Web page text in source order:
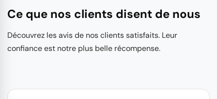
Ce que nos clients disent de nous
Découvrez les avis de nos clients satisfaits. Leur
confiance est notre plus belle récompense.